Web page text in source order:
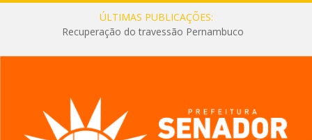
ÚLTIMAS PUBLICAÇÕES:
Recuperação do travessão Pernambuco